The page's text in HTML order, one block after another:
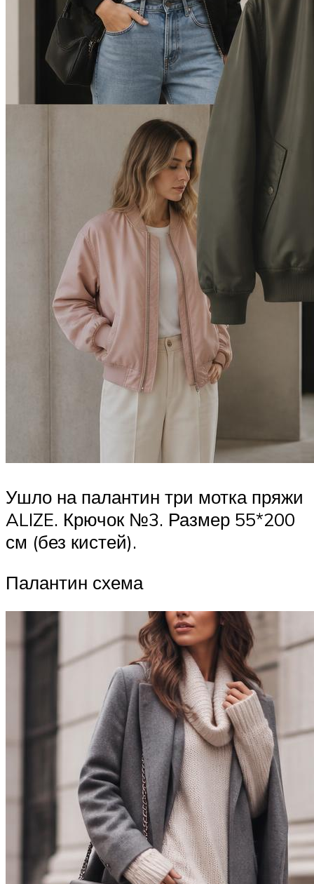
Ушло на палантин три мотка пряжи
ALIZE. Крючок №3. Размер 55*200
см (без кистей).
Палантин схема